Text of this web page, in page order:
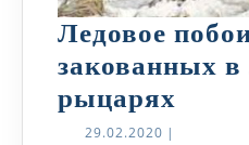
Ледовое
закованных в
рыцарях
29.02.2020 29.02.2020
|